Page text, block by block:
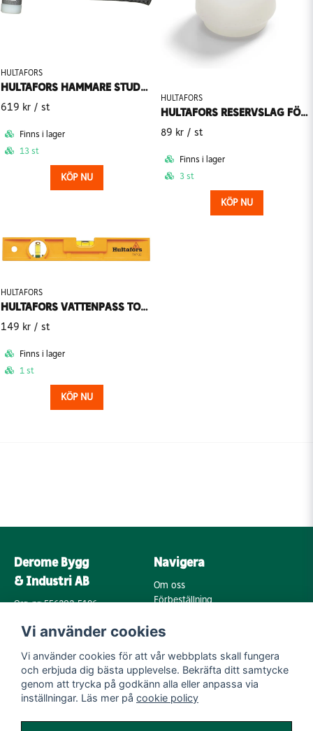
HULTAFORS
HULTAFORS HAMMARE STUDSFRI STÅL STFS
619 kr / st
Finns i lager
13 st
KÖP NU
HULTAFORS
HULTAFORS RESERVSLAG FÖR KOMBIHAMMARE C 735 M
89 kr / st
Finns i lager
3 st
KÖP NU
HULTAFORS
HULTAFORS VATTENPASS TORPED TVP 25 PLAST
149 kr / st
Finns i lager
1 st
KÖP NU
Derome Bygg
& Industri AB
Org. nr: 556202-5196
43248 Varberg
Kontakta oss
Mail:
byggoutlet@support.derome.se
Navigera
Om oss
Förbeställning
Köpvillkor
Integritetspolicy
Cookies
Vi använder cookies
Vi använder cookies för att vår webbplats skall fungera
och erbjuda dig bästa upplevelse. Bekräfta ditt samtycke
genom att trycka på godkänn alla eller anpassa via
inställningar. Läs mer på cookie policy